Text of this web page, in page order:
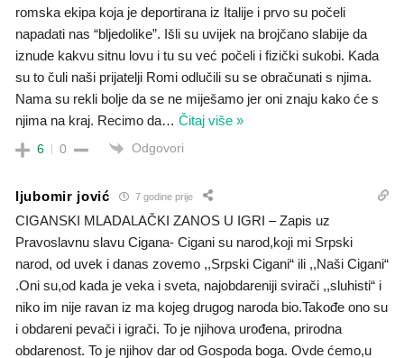
romska ekipa koja je deportirana iz Italije i prvo su počeli
napadati nas “bljedolike”. Išli su uvijek na brojčano slabije da
iznude kakvu sitnu lovu i tu su već počeli i fizički sukobi. Kada
su to čuli naši prijatelji Romi odlučili su se obračunati s njima.
Nama su rekli bolje da se ne miješamo jer oni znaju kako će s
njima na kraj. Recimo da… Čitaj više »
6 0 Odgovori
ljubomir jović 7 godine prije
CIGANSKI MLADALAČKI ZANOS U IGRI – Zapis uz
Pravoslavnu slavu Cigana- Cigani su narod,koji mi Srpski
narod, od uvek i danas zovemo ,,Srpski Cigani“ ili ,,Naši Cigani“
.Oni su,od kada je veka i sveta, najobdareniji svirači ,,sluhisti“ i
niko im nije ravan iz ma kojeg drugog naroda bio.Takođe ono su
i obdareni pevači i igrači. To je njihova urođena, prirodna
obdarenost. To je njihov dar od Gospoda boga. Ovde ćemo,u